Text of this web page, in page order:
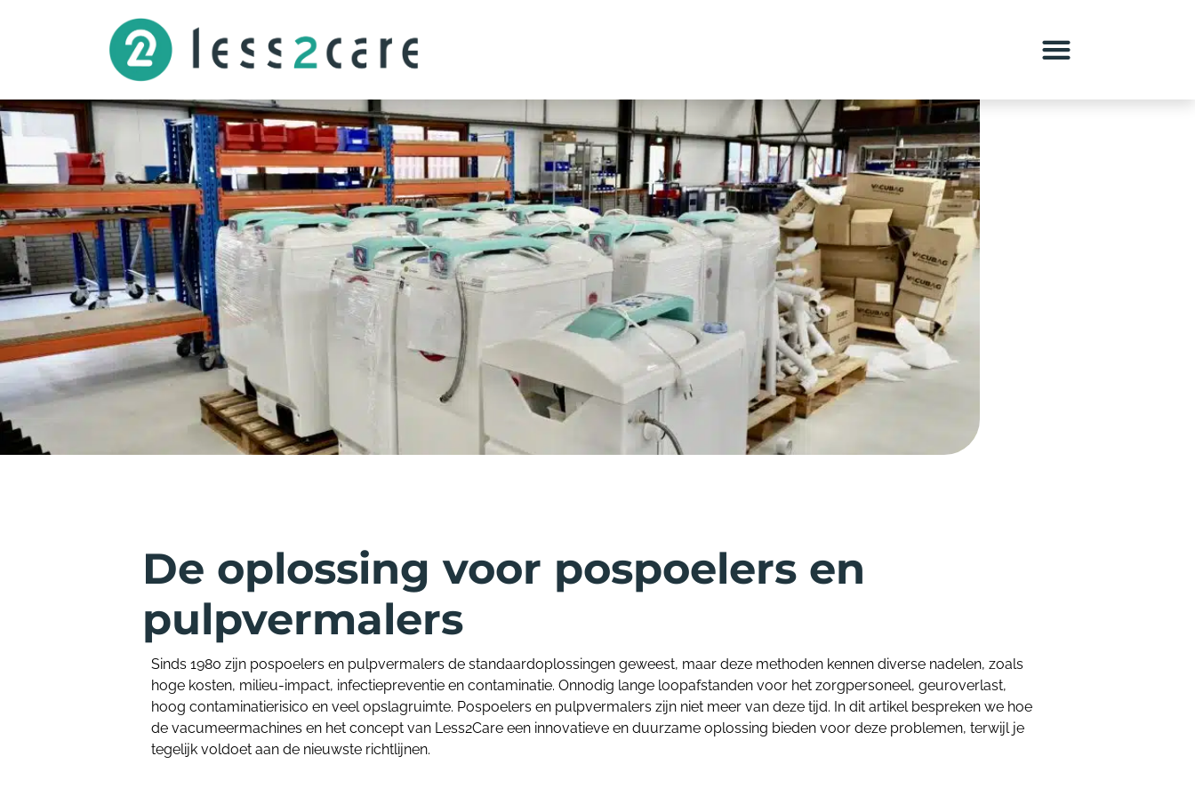
De oplossing voor pospoelers en
pulpvermalers
Sinds 1980 zijn pospoelers en pulpvermalers de standaardoplossingen geweest, maar deze methoden kennen diverse nadelen, zoals
hoge kosten, milieu-impact, infectiepreventie en contaminatie. Onnodig lange loopafstanden voor het zorgpersoneel, geuroverlast,
hoog contaminatierisico en veel opslagruimte. Pospoelers en pulpvermalers zijn niet meer van deze tijd. In dit artikel bespreken we hoe
de vacumeermachines en het concept van Less2Care een innovatieve en duurzame oplossing bieden voor deze problemen, terwijl je
tegelijk voldoet aan de nieuwste richtlijnen.